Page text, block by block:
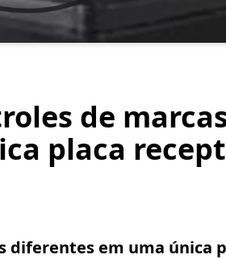
de
placa
diferentes em uma única